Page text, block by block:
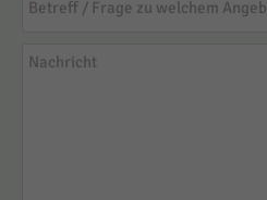
Betreff / Frage zu welchem
Nachricht